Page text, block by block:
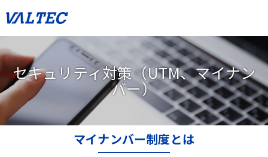
セキュリティ対策（UTM、マイナン
バー）
マイナンバー制度とは